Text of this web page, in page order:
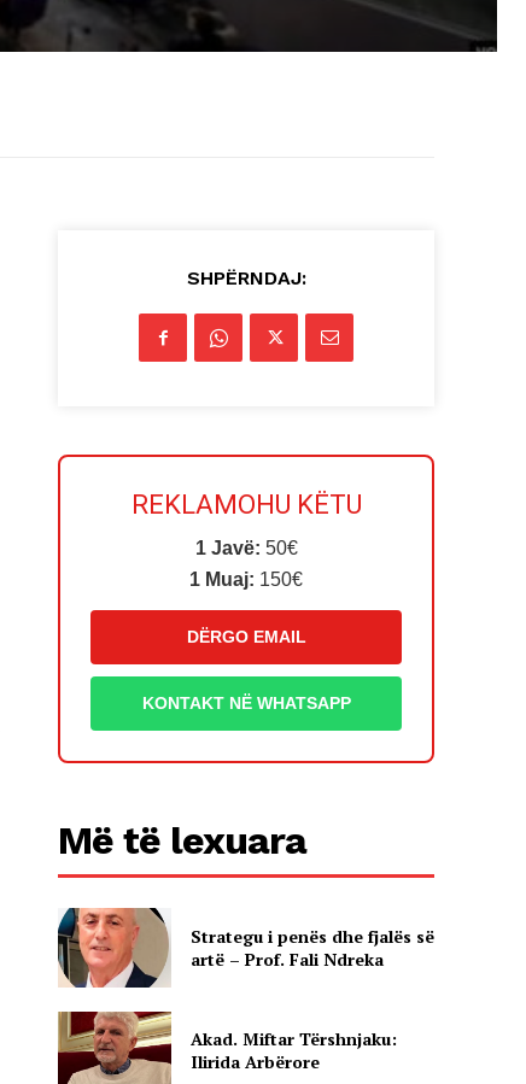
SHPËRNDAJ:
REKLAMOHU KËTU
1 Javë: 50€
1 Muaj: 150€
DËRGO EMAIL
KONTAKT NË WHATSAPP
Më të lexuara
Strategu i penës dhe fjalës së
artë – Prof. Fali Ndreka
Akad. Miftar Tërshnjaku:
Ilirida Arbërore